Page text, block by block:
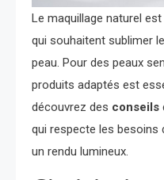
Le maquillage naturel
qui souhaitent sublimer
peau. Pour des peaux
produits adaptés est
découvrez des conseils
qui respecte les
un rendu lumineux.